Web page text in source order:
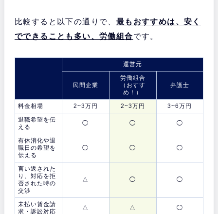
比較すると以下の通りで、 最もおすすめは、安く
でできることも多い、労働組合です。
運営元
民間企業
労働組合
（おすす
め！）
弁護士
料金相場 2~3万円 2~3万円
3~6万円
退職希望を伝
える
◯ ◯ ◯
有休消化や退
職日の希望を
伝える
◯ ◯ ◯
言い返された
り、対応を拒
否された時の
交渉
△ ◯ ◯
未払い賃金請
求・訴訟対応
△ △ ◯